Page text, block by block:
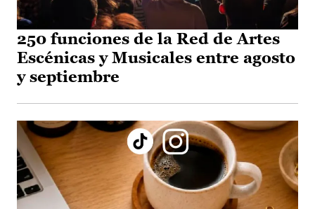
250 funciones de la Red de Artes
Escénicas y Musicales entre agosto
y septiembre